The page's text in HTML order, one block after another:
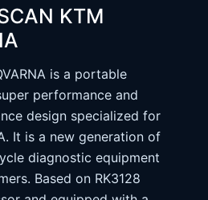
KTM
is a portable
performance and
design specialized for
It is a new generation of
diagnostic equipment
Based on RK3128